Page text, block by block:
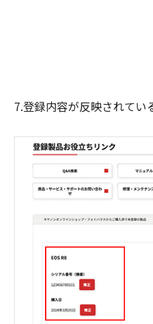
7.登録内容が反映されてい